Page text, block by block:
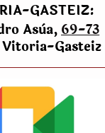
GASTEIZ:
Asùa,69-73
Vitoria-Gasteiz